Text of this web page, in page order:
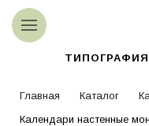
Главная Каталог
Календари настенные